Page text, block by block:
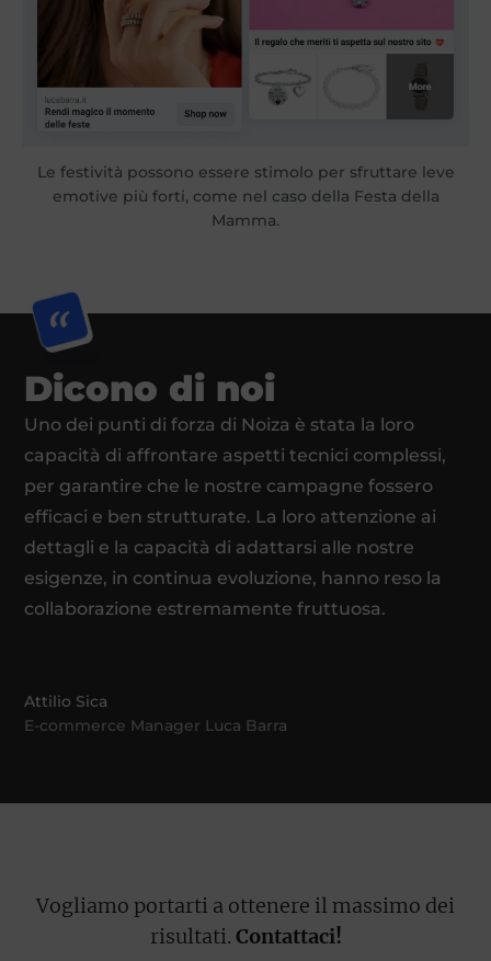
Le festività possono essere stimolo per sfruttare leve
emotive più forti, come nel caso della Festa della
Mamma.
Dicono di noi
Uno dei punti di forza di Noiza è stata la loro
capacità di affrontare aspetti tecnici complessi,
per garantire che le nostre campagne fossero
efficaci e ben strutturate. La loro attenzione ai
dettagli e la capacità di adattarsi alle nostre
esigenze, in continua evoluzione, hanno reso la
collaborazione estremamente fruttuosa.
Attilio Sica
E-commerce Manager Luca Barra
Vogliamo portarti a ottenere il massimo dei
risultati. Contattaci!